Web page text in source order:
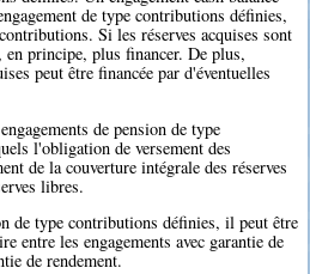
de type contributions définies,
Si les réserves acquises sont
principe, plus financer. De plus,
peut être financée par d'éventuelles
de pension de type
l'obligation de versement des
de la couverture intégrale des réserves
libres.
de type contributions définies, il peut être
entre les engagements avec garantie de
de rendement.